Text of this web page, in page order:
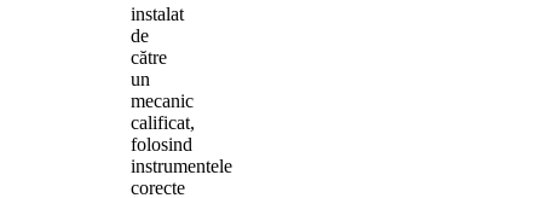
instalat
de
către
un
mecanic
calificat,
folosind
instrumentele
corecte